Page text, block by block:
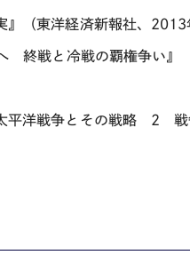
（東洋経済新報社、2013
終戦と冷戦の覇権争い』
平洋戦争とその戦略 2 戦